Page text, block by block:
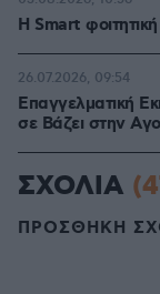
Η Smart
Επαγγελματική
σε Bάζει στην
26.07.2026, 09:54
ΣΧΟΛΙΑ
ΠΡΟΣΘΗΚΗ